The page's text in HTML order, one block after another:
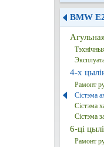
BMW
4-х
Рамонт
Сістэма
Сістэма
Сістэма
6-ці
Рамонт